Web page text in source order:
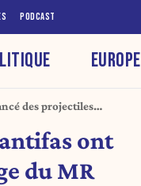
PODCAST
EUROPE
des projectiles
ont
du MR